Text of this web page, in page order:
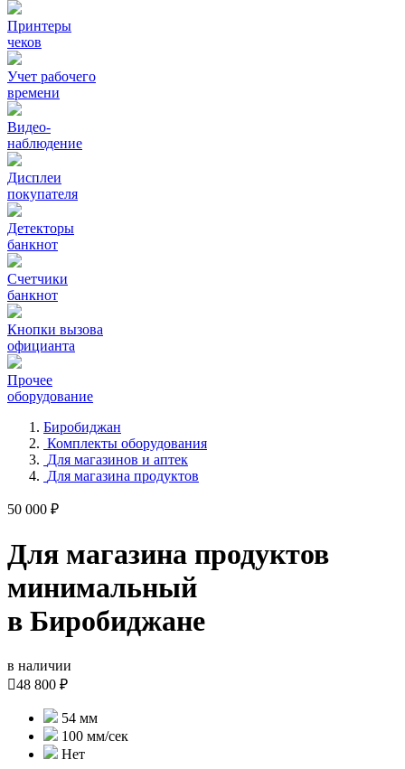
Принтеры
чеков
Учет рабочего
времени
Видео‑
наблюдение
Дисплеи
покупателя
Детекторы
банкнот
Счетчики
банкнот
Кнопки вызова
официанта
Прочее
оборудование
Биробиджан
Комплекты оборудования
Для магазинов и аптек
Для магазина продуктов
50 000 ₽
Для магазина продуктов
минимальный
в Биробиджане
в наличии
48 800 ₽
54 мм
100 мм/сек
Нет